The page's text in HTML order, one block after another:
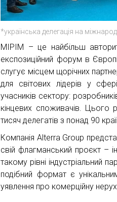
*українська делегація на
MIPIM – це найбільш
експозиційний форум в
слугує місцем щорічних
для світових лідерів у
учасників сектору:
кінцевих споживачів.
тисяч делегатів з понад 90
Компанія Alterra Group
свій флагманський проєкт –
такому рівні індустріальний
подібний формат є
уявлення про комерційну